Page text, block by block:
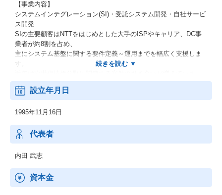
【事業内容】
システムインテグレーション(SI)・受託システム開発・自社サービ
ス開発
SIの主要顧客はNTTをはじめとした大手のISPやキャリア、DC事
業者が約8割を占め、
主にシステム基盤に関する要件定義～運用までを幅広く支援しま
す。
す。
同社は、「エンジニアから時間を奪うものをなくす」ため、ITイ
ンフラ自動化のプロフェッショナルとして、
クラウドも含めたインフラ自動化技術で顧客の課題を解決すると
同時に、SI業務の課題を解決するプロダクト・サービスを提供す
る
設立年月日
1995年11月16日
代表者
内田 武志
資本金